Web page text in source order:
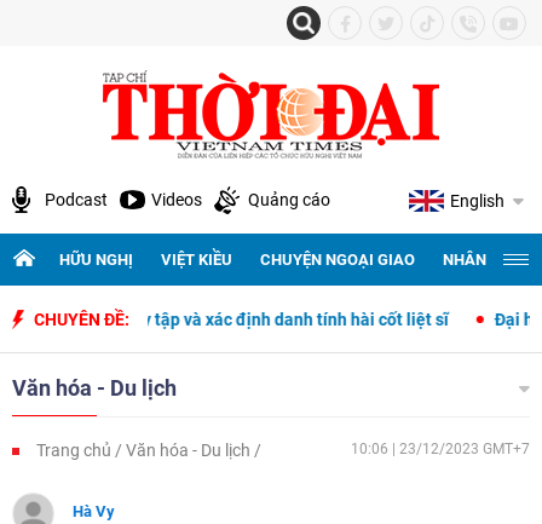
Podcast Videos Quảng cáo English
HỮU NGHỊ VIỆT KIỀU CHUYỆN NGOẠI GIAO NHÂN
CHUYÊN ĐỀ:
quy tập và xác định danh tính hài cốt liệt sĩ Đại hội đại biểu
Văn hóa - Du lịch
Trang chủ Văn hóa - Du lịch 10:06 | 23/12/2023 GMT+7
Hà Vy